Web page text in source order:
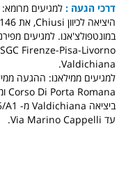
דרכי הגעה :
Valdichiana.
עד Via Marino Cappelli.